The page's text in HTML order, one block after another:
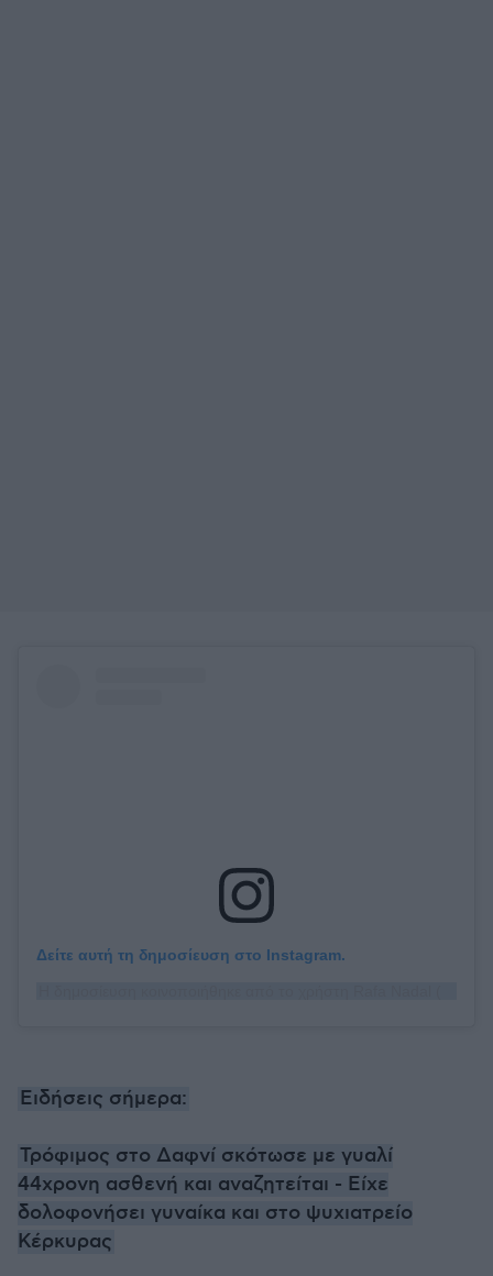
Δείτε αυτή τη δημοσίευση στο Instagram.
Ειδήσεις σήμερα:
Τρόφιμος στο Δαφνί σκότωσε με γυαλί
44χρονη ασθενή και αναζητείται - Είχε
δολοφονήσει γυναίκα και στο ψυχιατρείο
Κέρκυρας